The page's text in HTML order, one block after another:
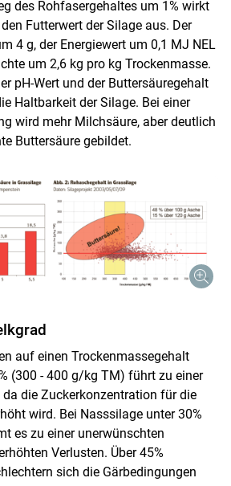
des Rohfasergehaltes um 1% wirkt
Futterwert der Silage aus. Der
4 g, der Energiewert um 0,1 MJ NEL
um 2,6 kg pro kg Trockenmasse.
pH-Wert und der Buttersäuregehalt
Haltbarkeit der Silage. Bei einer
wird mehr Milchsäure, aber deutlich
Butter­säure ­gebildet.
auf einen Trockenmassegehalt
(300 - 400 g/​kg TM) führt zu einer
da die Zuckerkonzentration für die
wird. Bei Nasssilage unter 30%
es zu einer unerwünschten
Verlusten. Über 45%
sich die Gärbedingungen